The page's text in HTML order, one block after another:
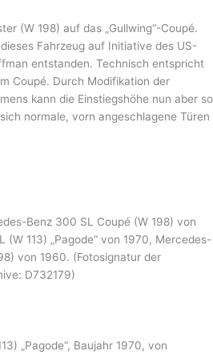
(W 198) auf das „Gullwing“-Coupé.
Fahrzeug auf Initiative des US-
entstanden. Technisch entspricht
Coupé. Durch Modifikation der
kann die Einstiegshöhe nun aber so
normale, vorn angeschlagene Türen
Benz 300 SL Coupé (W 198) von
(W 113) „Pagode“ von 1970, Mercedes-
von 1960. (Fotosignatur der
D732179)
„Pagode“, Baujahr 1970, von